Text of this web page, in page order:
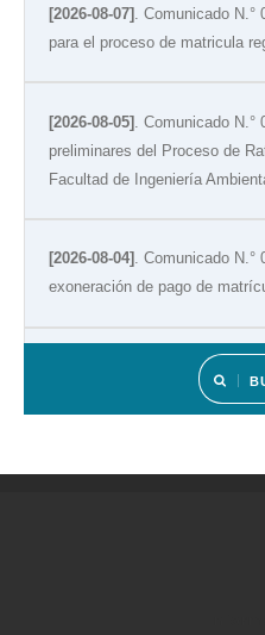
[2026-08-07]
. Comunicado
para el proceso de matricula
[2026-08-05] . Comunicado
preliminares del Proceso de
Facultad de Ingeniería
[2026-08-04] . Comunicado N.°
exoneración de pago de
. Comunicado N.°
simulacro de admisión
[2026-07-30]. Comunicado N.°